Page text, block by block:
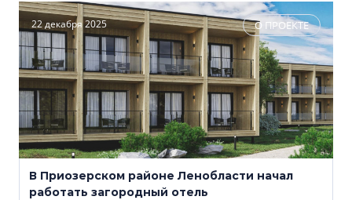
22 декабря 2025 О ПРОЕКТЕ
В Приозерском районе Ленобласти начал
работать загородный отель